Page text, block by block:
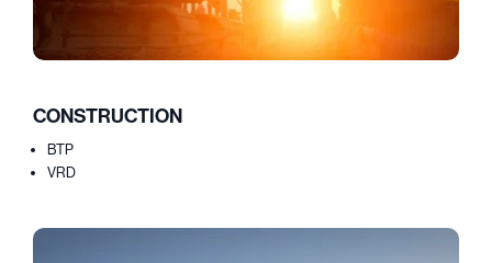
CONSTRUCTION
BTP
VRD